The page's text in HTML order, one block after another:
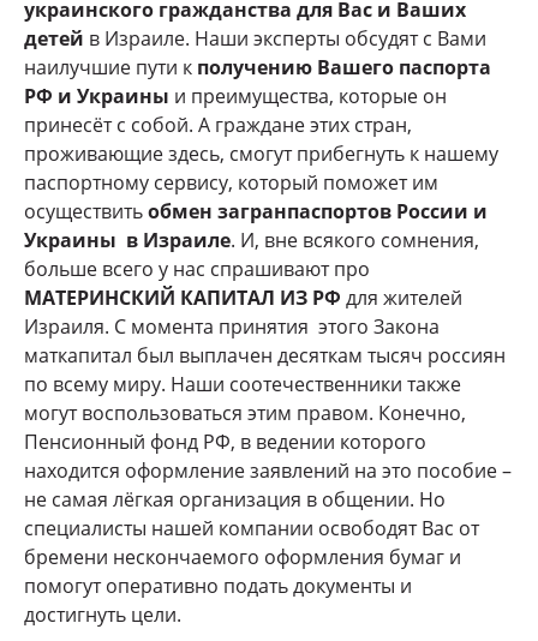
украинского гражданства для Вас и Ваших
детей в Израиле. Наши эксперты обсудят с Вами
наилучшие пути к получению Вашего паспорта
РФ и Украины и преимущества, которые он
принесёт с собой. А граждане этих стран,
проживающие здесь, смогут прибегнуть к нашему
паспортному сервису, который поможет им
осуществитьобмен загранпаспортов России и
Украины в Израиле. И, вне всякого сомнения,
больше всего у нас спрашивают про
МАТЕРИНСКИЙ КАПИТАЛ ИЗ РФ для жителей
Израиля. С момента принятия этого Закона
маткапитал был выплачен десяткам тысяч россиян
по всему миру. Наши соотечественники также
могут воспользоваться этим правом. Конечно,
Пенсионный фонд РФ, в ведении которого
находится оформление заявлений на это пособие –
не самая лёгкая организация в общении. Но
специалисты нашей компании освободят Вас от
бремени нескончаемого оформления бумаг и
помогут оперативно подать документы и
достигнуть цели.